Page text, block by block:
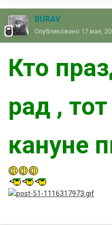
BURAV
Опубликовано 17 мая,
Кто
рад ,
кануне